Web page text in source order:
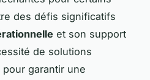
des défis significatifs
et son support
de solutions
garantir une